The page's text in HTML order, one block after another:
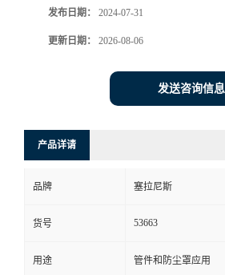
发布日期： 2024-07-31
更新日期： 2026-08-06
发送咨询信息
产品详请
品牌 塞拉尼斯
货号 53663
用途 管件和防尘罩应用